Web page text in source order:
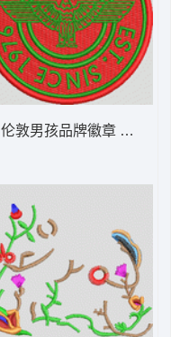
伦敦男孩品牌徽章 章仔 男